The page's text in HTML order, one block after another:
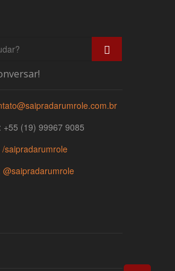
ajudar?
+55 (19) 99967 9085
/saipradarumrole
@saipradarumrole